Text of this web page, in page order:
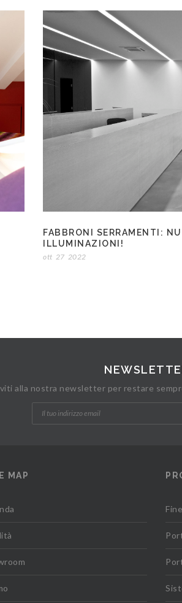
FABBRONI SERRAMENTI:
ILLUMINAZIONI!
ott 27 2022
alla nostra newsletter per restare
MAP